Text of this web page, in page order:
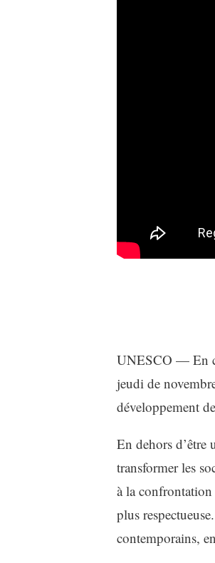
UNESCO — En
jeudi de
développement
En dehors
transformer les
à la
plus
contemporains,